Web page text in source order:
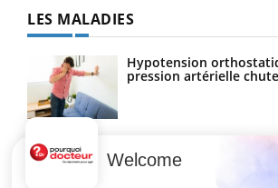
LES MALADIES
Hypotension
pression artérielle
Drépanocytose : une
globules rouges aux
graves
Welcome